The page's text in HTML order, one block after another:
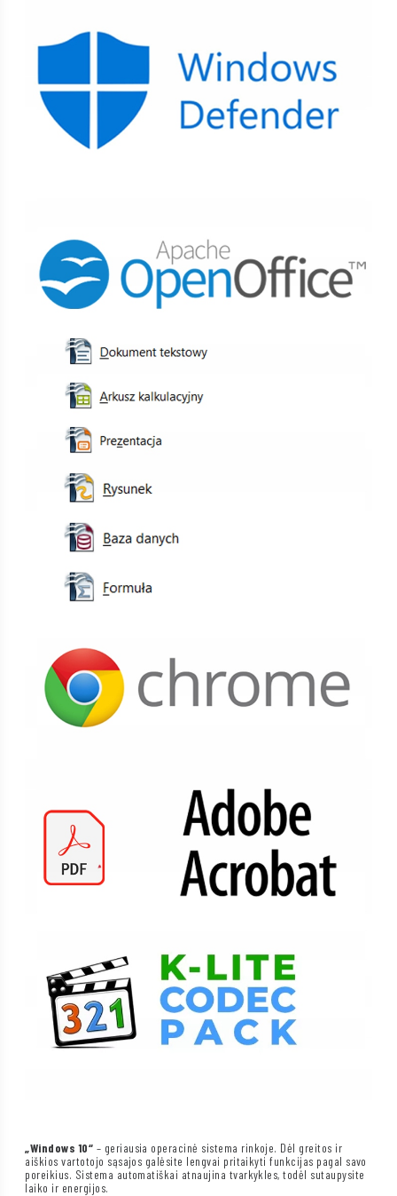
„Windows 10“ – geriausia operacinė sistema rinkoje. Dėl greitos ir
aiškios vartotojo sąsajos galėsite lengvai pritaikyti funkcijas pagal savo
poreikius. Sistema automatiškai atnaujina tvarkykles, todėl sutaupysite
laiko ir energijos.